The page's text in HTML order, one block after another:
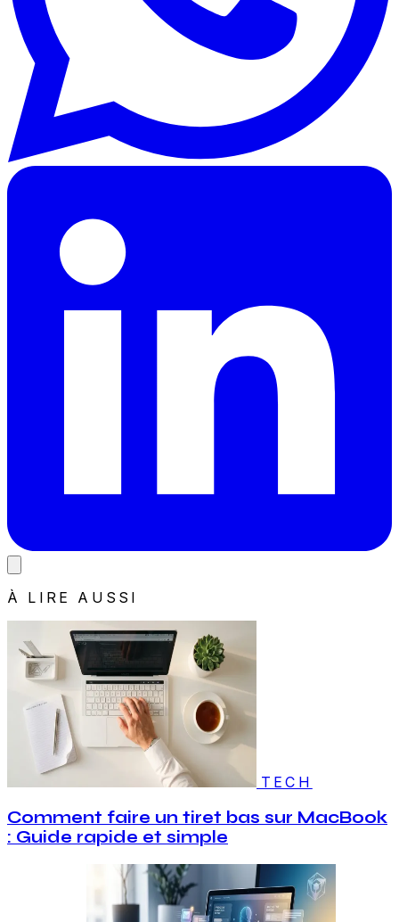
À LIRE AUSSI
TECH
Comment faire un tiret bas sur MacBook
: Guide rapide et simple